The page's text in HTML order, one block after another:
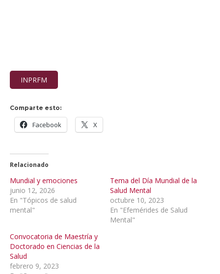
INPRFM
Comparte esto:
Facebook X
Relacionado
Mundial y emociones
junio 12, 2026
En "Tópicos de salud
mental"
Tema del Día Mundial de la
Salud Mental
octubre 10, 2023
En "Efemérides de Salud
Mental"
Convocatoria de Maestría y
Doctorado en Ciencias de la
Salud
febrero 9, 2023